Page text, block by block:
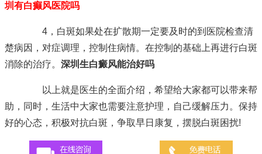
圳有白癫风医院吗
4，白斑如果处在扩散期一定要及时的到医院检查清
楚病因，对症调理，控制住病情。在控制的基础上再进行白斑
消除的治疗。 深圳生白癜风能治好吗
以上就是医生的全面介绍，希望给大家都可以带来帮
助，同时，生活中大家也需要注意护理，自己缓解压力。保持
好的心态，积极对抗白斑，争取早日康复，摆脱白斑困扰!